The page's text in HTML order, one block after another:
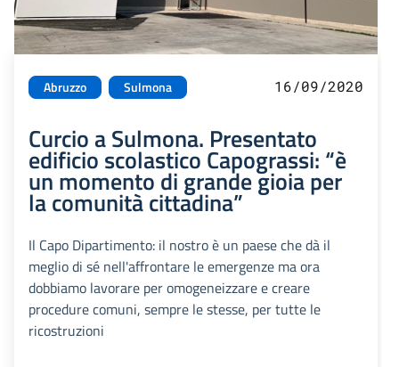
Abruzzo Sulmona 16/09/2020
Curcio a Sulmona. Presentato
edificio scolastico Capograssi: “è
un momento di grande gioia per
la comunità cittadina”
Il Capo Dipartimento: il nostro è un paese che dà il
meglio di sé nell'affrontare le emergenze ma ora
dobbiamo lavorare per omogeneizzare e creare
procedure comuni, sempre le stesse, per tutte le
ricostruzioni